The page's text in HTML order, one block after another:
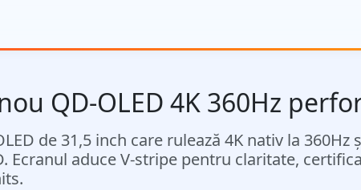
QD-OLED 4K 360Hz
de 31,5 inch care rulează 4K nativ la 360Hz
Ecranul aduce V-stripe pentru claritate,